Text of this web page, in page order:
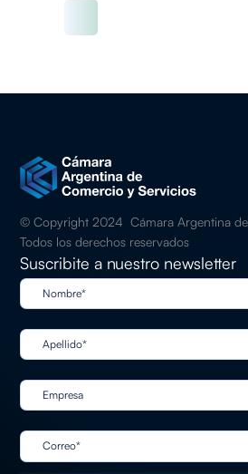
© Copyright 2024 Cámara Argentina
Todos los derechos reservados
Suscribite a nuestro newsletter